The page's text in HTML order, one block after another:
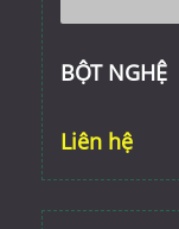
BỘT NGHỆ
Liên hệ